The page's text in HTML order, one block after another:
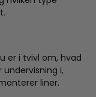
er i tvivl om, hvad
undervisning i,
liner.